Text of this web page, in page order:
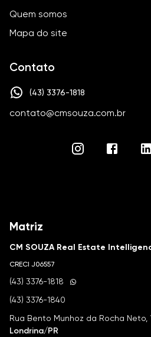
Quem somos
Mapa do site
Contato
(43) 3376-1818
contato@cmsouza.com.br
Matriz
CM SOUZA Real Estate
CRECI J06557
(43) 3376-1818
(43) 3376-1840
Rua Bento Munhoz da Rocha Neto,
Londrina/PR